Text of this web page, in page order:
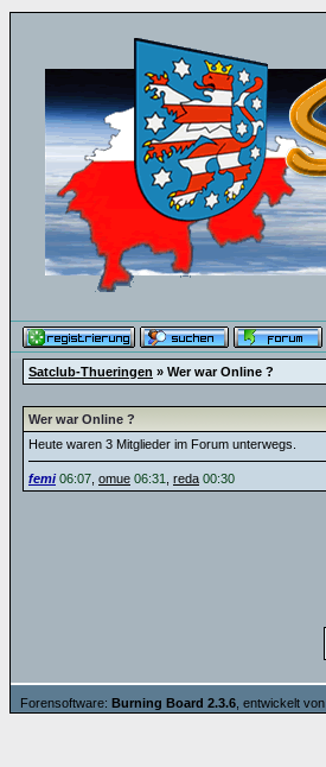
Satclub-Thueringen » Wer war Online ?
Wer war Online ?
Heute waren 3 Mitglieder im Forum unterwegs.
femi 06:07 omue 06:31 reda 00:30
Forensoftware: Burning Board 2.3.6 , entwickelt von